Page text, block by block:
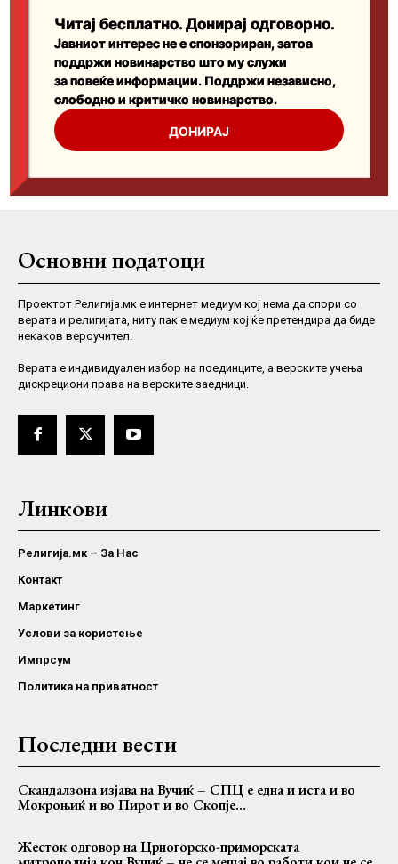
Основни податоци
Проектот Религија.мк е интернет медиум кој нема да спори со
верата и религијата, ниту пак е медиум кој ќе претендира да биде
некаков вероучител.
Верaта е индивидуален избор на поединците, а верските учења
дискрециони права на верските заедници.
Линкови
Религија.мк – За Нас
Контакт
Маркетинг
Услови за користење
Импрсум
Политика на приватност
Последни вести
Скандалзона изјава на Вучиќ – СПЦ е една и иста и во
Мокроњиќ и во Пирот и во Скопје…
Жесток одговор на Црногорско-приморската